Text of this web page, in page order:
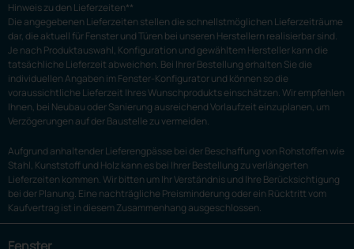
Hinweis zu den Lieferzeiten**
Die angegebenen Lieferzeiten stellen die schnellstmöglichen Lieferzeiträume
dar, die aktuell für Fenster und Türen bei unseren Herstellern realisierbar sind.
Je nach Produktauswahl, Konfiguration und gewähltem Hersteller kann die
tatsächliche Lieferzeit abweichen. Bei Ihrer Bestellung erhalten Sie die
individuellen Angaben im Fenster-Konfigurator und können so die
voraussichtliche Lieferzeit Ihres Wunschprodukts einschätzen. Wir empfehlen
Ihnen, bei Neubau oder Sanierung ausreichend Vorlaufzeit einzuplanen, um
Verzögerungen auf der Baustelle zu vermeiden.
Aufgrund anhaltender Lieferengpässe bei der Beschaffung von Rohstoffen wie
Stahl, Kunststoff und Holz kann es bei Ihrer Bestellung zu verlängerten
Lieferzeiten kommen. Wir bitten um Ihr Verständnis und Ihre Berücksichtigung
bei der Planung. Eine nachträgliche Preisminderung oder ein Rücktritt vom
Kaufvertrag ist in diesem Zusammenhang ausgeschlossen.